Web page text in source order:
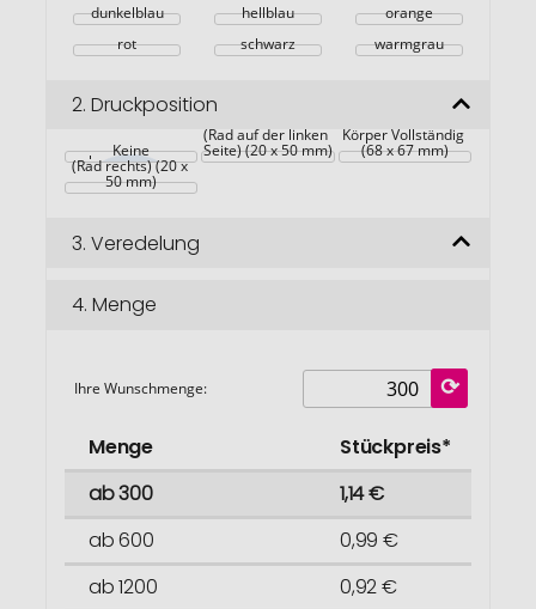
dunkelblau
hellblau
orange
rot
schwarz warmgrau
2. Druckposition
Keine
(Rad auf der linken
Seite) (20 x 50 mm)
Körper Vollständig
(68 x 67 mm)
Körper Vorderseite
(Rad rechts) (20 x
50 mm)
3. Veredelung
4. Menge
Ihre Wunschmenge:
Menge
Stückpreis*
ab 300
1,14 €
ab 600
0,99 €
ab 1200
0,92 €